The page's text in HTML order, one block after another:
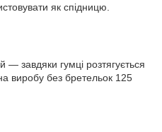
як спідницю.
— завдяки гумці розтягується
виробу без бретельок 125